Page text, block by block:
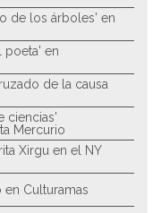
de los árboles' en
poeta' en
de la causa
ciencias'
Mercurio
Xirgu en el NY
en Culturamas